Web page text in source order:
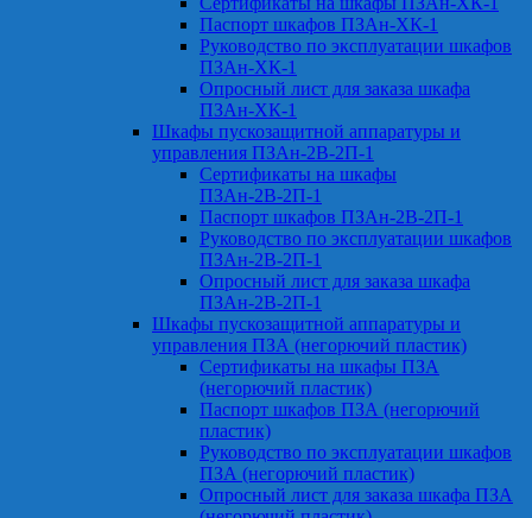
Паспорт шкафов ПЗАн-ХК-1
Руководство по эксплуатации шкафов
ПЗАн-ХК-1
Опросный лист для заказа шкафа
ПЗАн-ХК-1
Шкафы пускозащитной аппаратуры и
управления ПЗАн-2В-2П-1
Сертификаты на шкафы
ПЗАн-2В-2П-1
Паспорт шкафов ПЗАн-2В-2П-1
Руководство по эксплуатации шкафов
ПЗАн-2В-2П-1
Опросный лист для заказа шкафа
ПЗАн-2В-2П-1
Шкафы пускозащитной аппаратуры и
управления ПЗА (негорючий пластик)
Сертификаты на шкафы ПЗА
(негорючий пластик)
Паспорт шкафов ПЗА (негорючий
пластик)
Руководство по эксплуатации шкафов
ПЗА (негорючий пластик)
Опросный лист для заказа шкафа ПЗА